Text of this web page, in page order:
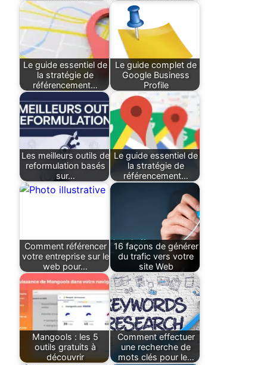
Le guide essentiel de
la stratégie de
référencement…
Le guide complet de
Google Business
Profile
Les meilleurs outils de
reformulation basés
sur…
Le guide essentiel de
la stratégie de
référencement…
Comment référencer
votre entreprise sur le
web pour…
16 façons de générer
du trafic vers votre
site Web
Mangools : les 5
outils gratuits à
découvrir
Comment effectuer
une recherche de
mots clés pour le…